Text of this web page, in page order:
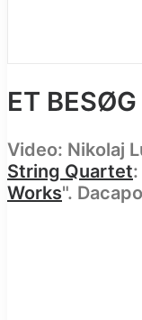
ET
Video: Nikolaj
String Quartet
Works".